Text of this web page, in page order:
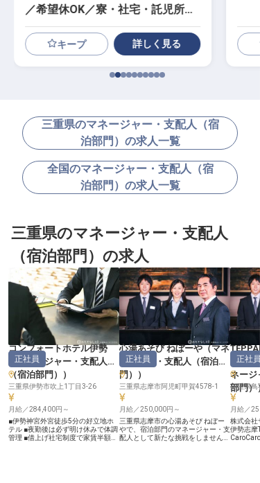
／希望休OK／寮・社宅・託児所あ
り
キープ 詳しく見る
三重県のマネージャー・支配人（宿
泊部門）の求人一覧
全国のマネージャー・支配人（宿
泊部門）の求人一覧
三重県のマネージャー・支配人
（宿泊部門）の求人
コンフォートホテル伊勢
（マネージャー・支配人
（宿泊部門）
）
正社員
三重県伊勢市吹上1丁目3-26
月給／284,400円～
■伊勢神宮外宮徒歩5分の好立地ホ
テル ■夜勤後は必ず明け休みで体調
管理 ■借上げ社宅制度で家賃半額以
心湯あそび ねぼーや（マネ
ージャー・支配人（宿泊部
門）
）
正社員
三重県志摩市阿児町甲賀4578-1
月給／250,000円～
三重県志摩市の心湯あそび ねぼー
やで、宿泊部門のマネージャー・支
配人として新たな挑戦をしません
ネージ
部門）
正社員
三重県鳥
月給／
株式会社
伊勢志摩